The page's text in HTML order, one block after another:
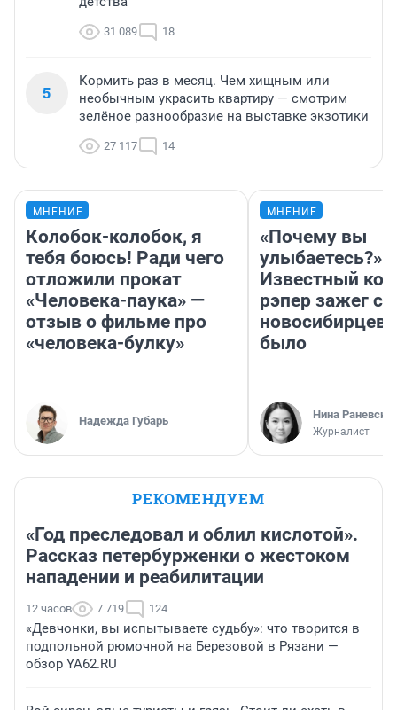
31 089 18
5
Кормить раз в месяц. Чем хищным или
необычным украсить квартиру — смотрим
зелёное разнообразие на выставке экзотики
27 117 14
МНЕНИЕ
Колобок-колобок, я
тебя боюсь! Ради чего
отложили прокат
«Человека-паука» —
отзыв о фильме про
«человека-булку»
Надежда Губарь
МНЕНИЕ
«Почему вы
улыбаетесь?»
Известный
рэпер зажег с
новосибирцев:
было
Нина
Журналист
РЕКОМЕНДУЕМ
«Год преследовал и облил кислотой».
Рассказ петербурженки о жестоком
нападении и реабилитации
12 часов 7 719 124
«Девчонки, вы испытываете судьбу»: что творится в
подпольной рюмочной на Березовой в Рязани —
обзор YA62.RU